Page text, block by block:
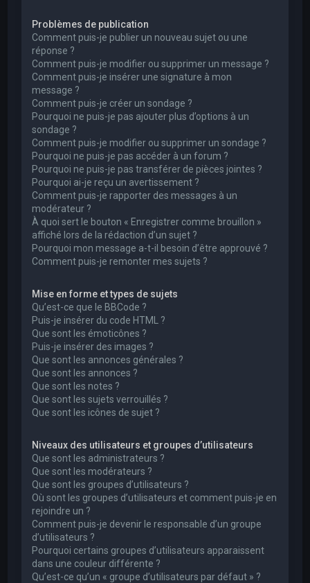
Problèmes de publication
Comment puis-je publier un nouveau sujet ou une
réponse ?
Comment puis-je modifier ou supprimer un message ?
Comment puis-je insérer une signature à mon
message ?
Comment puis-je créer un sondage ?
Pourquoi ne puis-je pas ajouter plus d’options à un
sondage ?
Comment puis-je modifier ou supprimer un sondage ?
Pourquoi ne puis-je pas accéder à un forum ?
Pourquoi ne puis-je pas transférer de pièces jointes ?
Pourquoi ai-je reçu un avertissement ?
Comment puis-je rapporter des messages à un
modérateur ?
À quoi sert le bouton « Enregistrer comme brouillon »
affiché lors de la rédaction d’un sujet ?
Pourquoi mon message a-t-il besoin d’être approuvé ?
Comment puis-je remonter mes sujets ?
Mise en forme et types de sujets
Qu’est-ce que le BBCode ?
Puis-je insérer du code HTML ?
Que sont les émoticônes ?
Puis-je insérer des images ?
Que sont les annonces générales ?
Que sont les annonces ?
Que sont les notes ?
Que sont les sujets verrouillés ?
Que sont les icônes de sujet ?
Niveaux des utilisateurs et groupes d’utilisateurs
Que sont les administrateurs ?
Que sont les modérateurs ?
Que sont les groupes d’utilisateurs ?
Où sont les groupes d’utilisateurs et comment puis-je en
rejoindre un ?
Comment puis-je devenir le responsable d’un groupe
d’utilisateurs ?
Pourquoi certains groupes d’utilisateurs apparaissent
dans une couleur différente ?
Qu’est-ce qu’un « groupe d’utilisateurs par défaut » ?